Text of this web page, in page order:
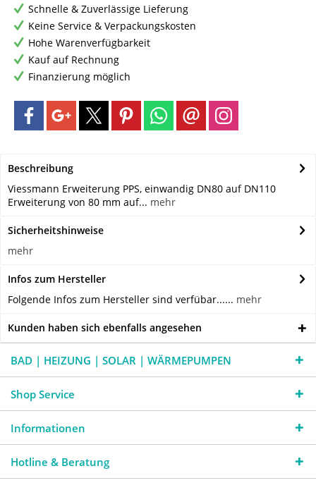
Schnelle & Zuverlässige Lieferung
Keine Service & Verpackungskosten
Hohe Warenverfügbarkeit
Kauf auf Rechnung
Finanzierung möglich
Beschreibung
Viessmann Erweiterung PPS, einwandig DN80 auf DN110
Erweiterung von 80 mm auf... mehr
Sicherheitshinweise
mehr
Infos zum Hersteller
Folgende Infos zum Hersteller sind verfübar...... mehr
Kunden haben sich ebenfalls angesehen
BAD | HEIZUNG | SOLAR | WÄRMEPUMPEN
Shop Service
Informationen
Hotline & Beratung